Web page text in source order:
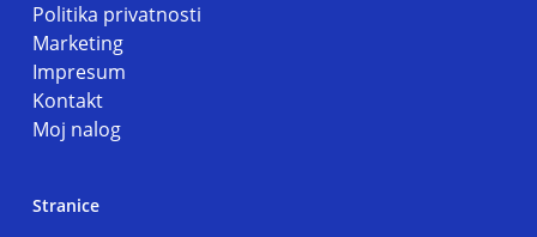
Politika privatnosti
Marketing
Impresum
Kontakt
Moj nalog
Stranice